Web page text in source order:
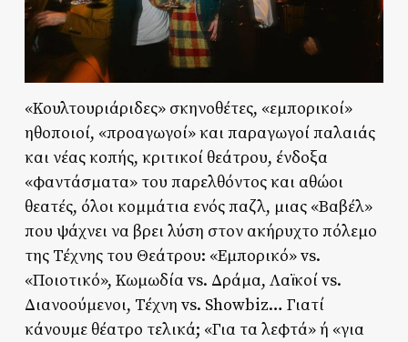
«Κουλτουριάριδες» σκηνοθέτες, «εμπορικοί»
ηθοποιοί, «προαγωγοί» και παραγωγοί παλαιάς
και νέας κοπής, κριτικοί θεάτρου, ένδοξα
«φαντάσματα» του παρελθόντος και αθώοι
θεατές, όλοι κομμάτια ενός παζλ, μιας «Βαβέλ»
που ψάχνει να βρει λύση στον ακήρυχτο πόλεμο
της Τέχνης του Θεάτρου: «Εμπορικό» vs.
«Ποιοτικό», Κωμωδία vs. Δράμα, Λαϊκοί vs.
Διανοούμενοι, Τέχνη vs. Showbiz… Γιατί
κάνουμε θέατρο τελικά; «Για τα λεφτά» ή «για